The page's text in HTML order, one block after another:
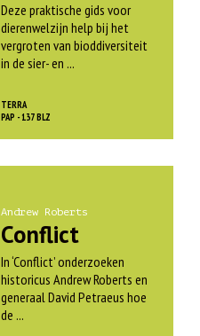
Deze praktische gids voor
dierenwelzijn help bij het
vergroten van bioddiversiteit
in de sier- en ...
TERRA
PAP - 137 BLZ
Andrew Roberts
Conflict
In ‘Conflict’ onderzoeken
historicus Andrew Roberts en
generaal David Petraeus hoe
de ...